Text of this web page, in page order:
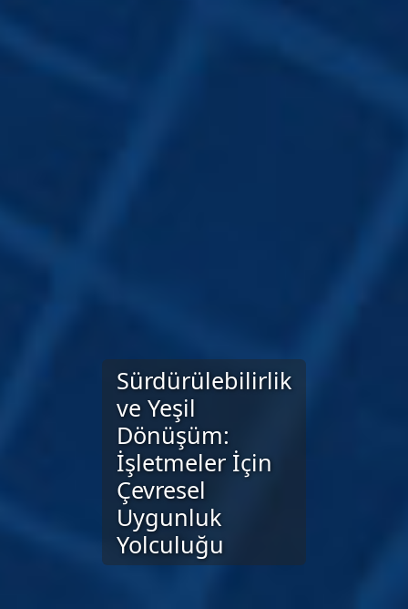
Sürdürülebilirlik
ve Yeşil
Dönüşüm:
İşletmeler İçin
Çevresel
Uygunluk
Yolculuğu